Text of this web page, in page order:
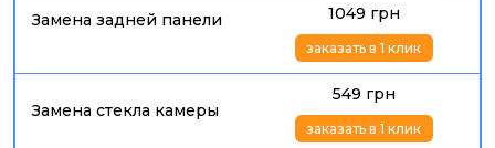
Замена задней панели 1049 грн
заказать в 1 клик
Замена стекла камеры
549 грн
заказать в 1 клик